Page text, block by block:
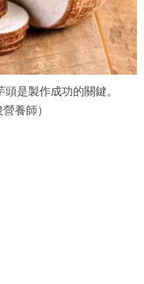
是製作成功的關鍵。
養師）